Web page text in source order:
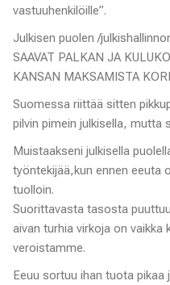
vastuuhenkilöille”.
Julkisen puolen /
SAAVAT PALKAN JA
KANSAN MAKSAMISTA
Suomessa riittää sitten
pilvin pimein julkisella, mutta
Muistaakseni julkisella
työntekijää,kun ennen eeuta
tuolloin.
Suorittavasta tasosta
aivan turhia virkoja on vaikka
veroistamme.
Eeuu sortuu ihan tuota pikaa